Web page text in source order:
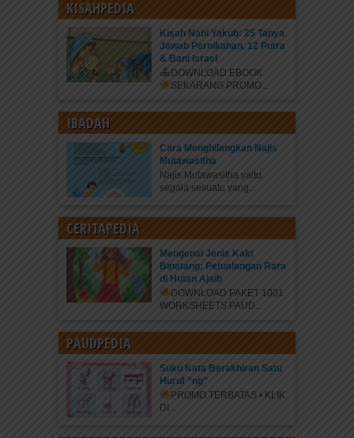
KISAHPEDIA
Kisah Nabi Yakub: 25 Tanya
Jawab Pernikahan, 12 Putra
& Bani Israel
DOWNLOAD EBOOK
SEKARANG PROMO...
IBADAH
Cara Menghilangkan Najis
Mutawasitha
Najis Mutawasitha yaitu
segala sesuatu yang...
CERITAPEDIA
Mengenal Jenis Kaki
Binatang: Petualangan Rara
di Hutan Ajaib
DOWNLOAD PAKET 1001
WORKSHEETS PAUD...
PAUDPEDIA
Suku Kata Berakhiran Satu
Huruf “ng”
PROMO TERBATAS • KLIK
DI...